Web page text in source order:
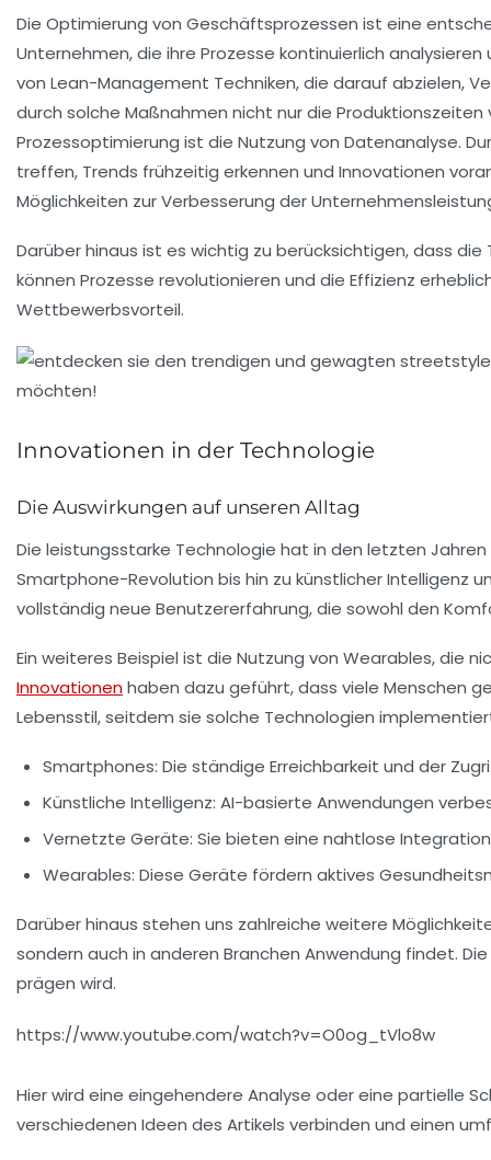
Die Optimierung von Geschäftsprozessen ist eine
Unternehmen, die ihre Prozesse kontinuierlich
von Lean-Management Techniken, die darauf abzielen,
durch solche Maßnahmen nicht nur die
Prozessoptimierung ist die Nutzung von Datenanalyse.
treffen, Trends frühzeitig erkennen und Innovationen
Möglichkeiten zur Verbesserung der
Darüber hinaus ist es wichtig zu berücksichtigen, dass die
können Prozesse revolutionieren und die Effizienz
Wettbewerbsvorteil.
Innovationen in der Technologie
Die Auswirkungen auf unseren Alltag
Die leistungsstarke Technologie hat in den letzten Jahren
Smartphone-Revolution bis hin zu künstlicher Intelligenz
vollständig neue Benutzererfahrung, die sowohl den
Ein weiteres Beispiel ist die Nutzung von Wearables, die
Innovationenhaben dazu geführt, dass viele Menschen
Lebensstil, seitdem sie solche Technologien
Smartphones: Die ständige Erreichbarkeit und der
Künstliche Intelligenz: AI-basierte Anwendungen
Vernetzte Geräte: Sie bieten eine nahtlose
Wearables: Diese Geräte fördern aktives
Darüber hinaus stehen uns zahlreiche weitere
sondern auch in anderen Branchen Anwendung findet.
prägen wird.
https://www.youtube.com/watch?v=O0og_tVlo8w
Hier wird eine eingehendere Analyse oder eine partielle
verschiedenen Ideen des Artikels verbinden und einen